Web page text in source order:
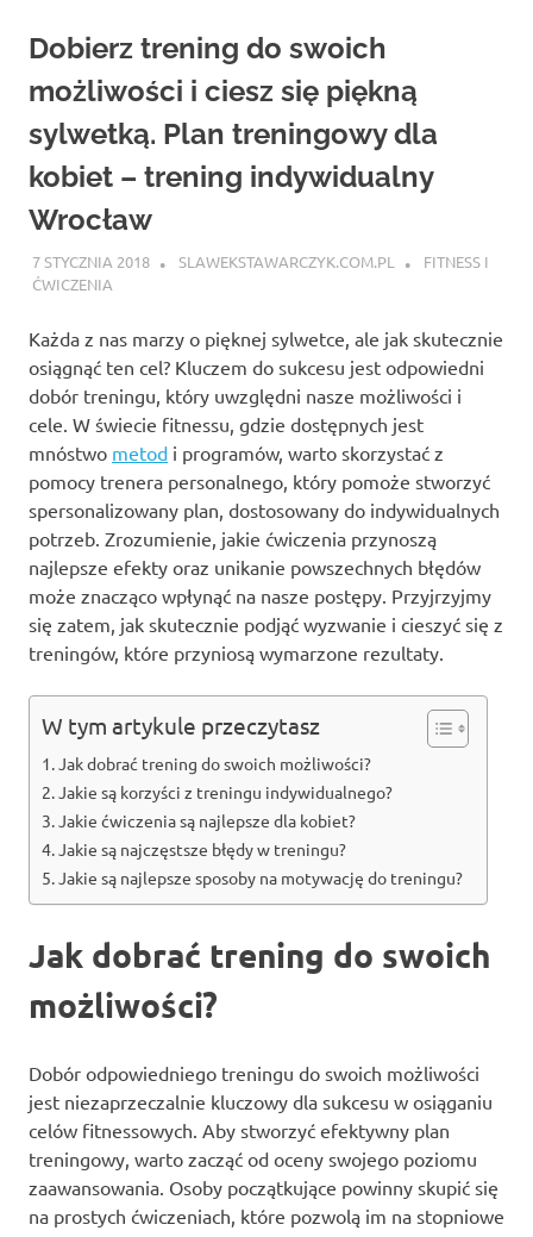
Dobierz trening do swoich
możliwości i ciesz się piękną
sylwetką. Plan treningowy dla
kobiet – trening indywidualny
Wrocław
7 STYCZNIA 2018 SLAWEKSTAWARCZYK.COM.PL
FITNESS I
ĆWICZENIA
Każda z nas marzy o pięknej sylwetce, ale jak skutecznie
osiągnąć ten cel? Kluczem do sukcesu jest odpowiedni
dobór treningu, który uwzględni nasze możliwości i
cele. W świecie fitnessu, gdzie dostępnych jest
mnóstwo metod i programów, warto skorzystać z
pomocy trenera personalnego, który pomoże stworzyć
spersonalizowany plan, dostosowany do indywidualnych
potrzeb. Zrozumienie, jakie ćwiczenia przynoszą
najlepsze efekty oraz unikanie powszechnych błędów
może znacząco wpłynąć na nasze postępy. Przyjrzyjmy
się zatem, jak skutecznie podjąć wyzwanie i cieszyć się z
treningów, które przyniosą wymarzone rezultaty.
W tym artykule przeczytasz
Jak dobrać trening do swoich możliwości?
Jakie są korzyści z treningu indywidualnego?
Jakie ćwiczenia są najlepsze dla kobiet?
Jakie są najczęstsze błędy w treningu?
Jakie są najlepsze sposoby na motywację do treningu?
Jak dobrać trening do swoich
możliwości?
Dobór odpowiedniego treningu do swoich możliwości
jest niezaprzeczalnie kluczowy dla sukcesu w osiąganiu
celów fitnessowych. Aby stworzyć efektywny plan
treningowy, warto zacząć od oceny swojego poziomu
zaawansowania. Osoby początkujące powinny skupić się
na prostych ćwiczeniach, które pozwolą im na stopniowe